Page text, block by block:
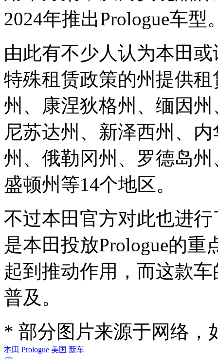
2024年推出Prologue车型
由此有不少人认为本田
特殊租赁政策的州提供
州、康涅狄格州、缅因
尼苏达州、新泽西州、
州、俄勒冈州、罗德岛
盛顿州等14个地区。
不过本田官方对此也进
是本田投放Prologue的
起到推动作用，而这款
普及。
* 部分图片来源于网络，
本田 Prologue 美国 新车